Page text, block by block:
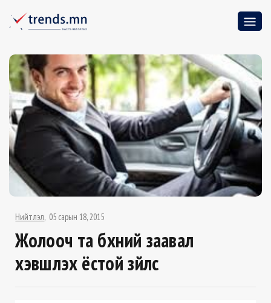
Нийтлэл 05 сарын 18, 2015
Жолооч та бүхний заавал
хэвшүүлэх ёстой зүйлс